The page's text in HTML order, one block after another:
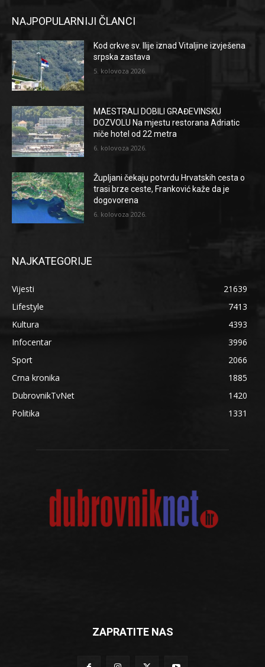
NAJPOPULARNIJI ČLANCI
Kod crkve sv. Ilije iznad Vitaljine izvješena
srpska zastava
5. kolovoza 2026.
MAESTRALI DOBILI GRAĐEVINSKU
DOZVOLU Na mjestu restorana Adriatic
niče hotel od 22 metra
6. kolovoza 2026.
Župljani čekaju potvrdu Hrvatskih cesta o
trasi brze ceste, Franković kaže da je
dogovorena
6. kolovoza 2026.
NAJKATEGORIJE
Vijesti
21639
Lifestyle
7413
Kultura
4393
Infocentar
3996
Sport
2066
Crna kronika
1885
DubrovnikTvNet
1420
Politika
1331
ZAPRATITE NAS